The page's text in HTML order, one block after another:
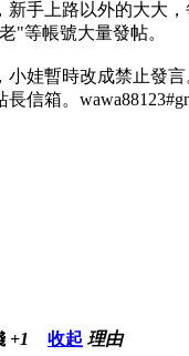
手上路以外的大大，
"等帳號大量發帖。
娃暫時改成禁止發言
信箱。
+1 收起 理由